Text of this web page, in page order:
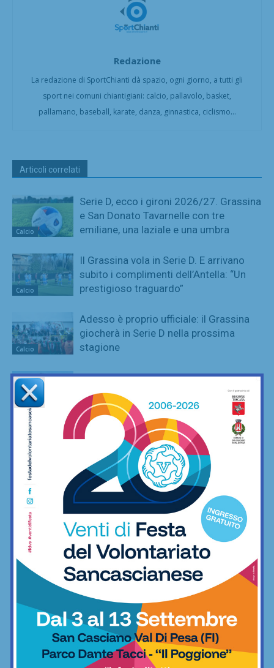
Redazione
La redazione di SportChianti dà spazio, ogni giorno, a tutti gli
sport nei comuni chiantigiani: calcio, pallavolo, basket,
pallamano, baseball, karate, danza, ginnastica, ciclismo...
Articoli correlati
Calcio
Serie D, ecco i gironi 2026/27. Grassina
e San Donato Tavarnelle con tre
emiliane, una laziale e una umbra
Calcio
Il Grassina vola in Serie D. E arrivano
subito i complimenti dell’Antella: “Un
prestigioso traguardo”
Calcio
Adesso è proprio ufficiale: il Grassina
giocherà in Serie D nella prossima
stagione
Calcio
Poggibonsi, il nuovo allenatore per
l’Eccellenza è Marco Guidi
Calcio
È ripescaggio: il Grassina fa festa e
torna in Serie D dopo 5 anni
Calcio
Poggibonsi, prime mosse: Fusci
confermato direttore tecnico. In serata
presentazione del nuovo allenatore
La Virtus Lilliano e il ripescaggio in
Seconda: “Una gioia immensa. Pronti
ad affrontare la nuova avventura”
Grassina al lavoro per la stagione
2026/27, sospeso ancora tra due
categorie